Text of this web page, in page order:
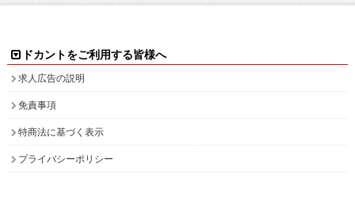
ドカントをご利用する皆様へ
求人広告の説明
免責事項
特商法に基づく表示
プライバシーポリシー